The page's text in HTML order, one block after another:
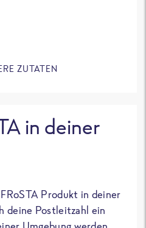
ZUTATEN
in deiner
Produkt in deiner
deine Postleitzahl ein